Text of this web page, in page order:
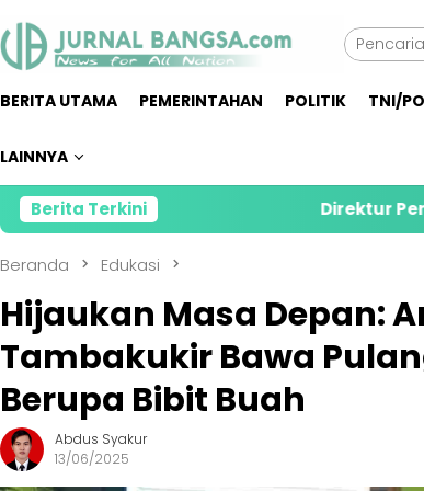
BERITA UTAMA PEMERINTAHAN POLITIK TNI/
LAINNYA
Berita Terkini Direktur Pengadaan
Beranda Edukasi
Hijaukan Masa Depan:
Tambakukir Bawa
Berupa Bibit Buah
Abdus Syakur
13/06/2025